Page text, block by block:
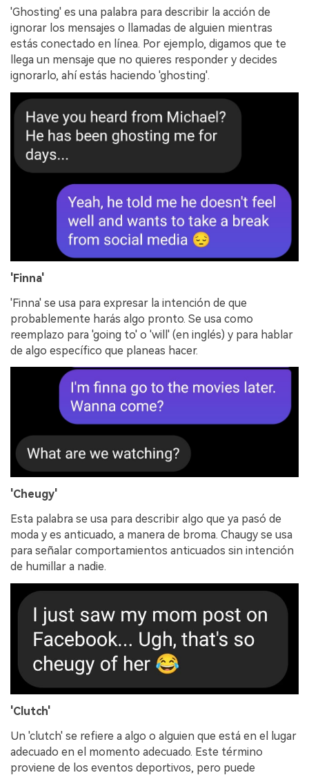
'Ghosting' es una palabra para describir la acción de
ignorar los mensajes o llamadas de alguien mientras
estás conectado en línea. Por ejemplo, digamos que te
llega un mensaje que no quieres responder y decides
ignorarlo, ahí estás haciendo 'ghosting'.
'Finna'
'Finna' se usa para expresar la intención de que
probablemente harás algo pronto. Se usa como
reemplazo para 'going to' o 'will' (en inglés) y para hablar
de algo específico que planeas hacer.
'Cheugy'
Esta palabra se usa para describir algo que ya pasó de
moda y es anticuado, a manera de broma. Chaugy se usa
para señalar comportamientos anticuados sin intención
de humillar a nadie.
'Clutch'
Un 'clutch' se refiere a algo o alguien que está en el lugar
adecuado en el momento adecuado.󠀲󠀩󠀩󠀢󠀦󠀦󠀤󠀢󠀳󠀰 Este término
proviene de los eventos deportivos, pero puede